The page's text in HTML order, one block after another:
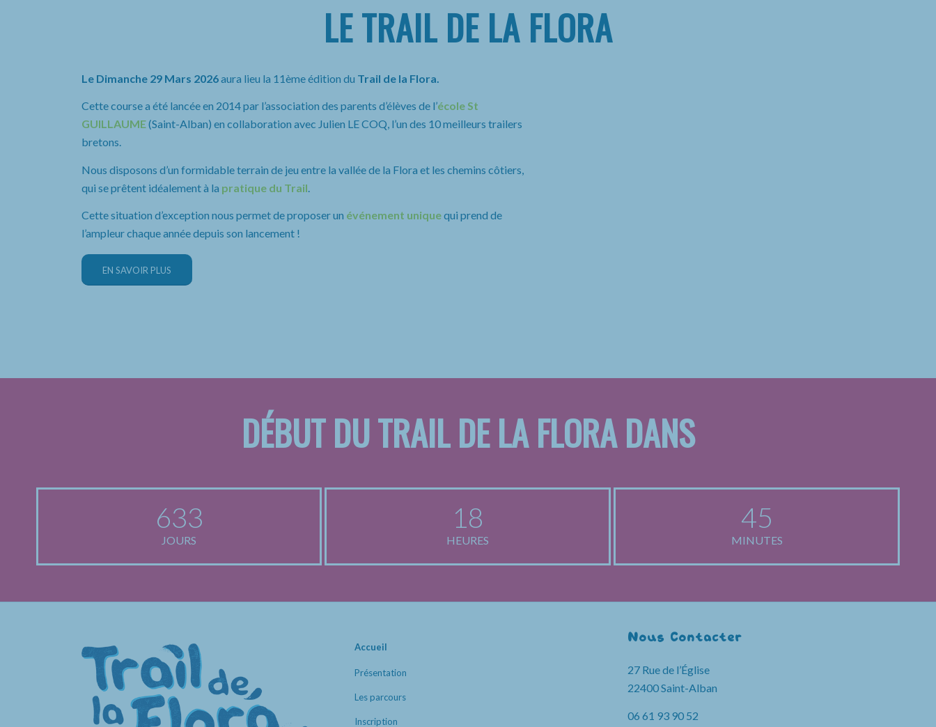
LE TRAIL DE LA FLORA
Le Dimanche 29 Mars 2026aura lieu la 11ème édition du Trail de la Flora.
Cette course a été lancée en 2014 par l’association des parents d’élèves de l’école St
GUILLAUME(Saint-Alban) en collaboration avec Julien LE COQ, l’un des 10 meilleurs trailers
bretons.
Nous disposons d’un formidable terrain de jeu entre la vallée de la Flora et les chemins côtiers,
qui se prêtent idéalement à la pratique du Trail
Cette situation d’exception nous permet de proposer un événement uniquequi prend de
l’ampleur chaque année depuis son lancement !
EN SAVOIR PLUS
DÉBUT DU TRAIL DE LA FLORA DANS
633
JOURS
18
HEURES
45
MINUTES
Accueil
Présentation
Les parcours
Inscription
Nous Contacter
27 Rue de l’Église
22400 Saint-Alban
06 61 93 90 52